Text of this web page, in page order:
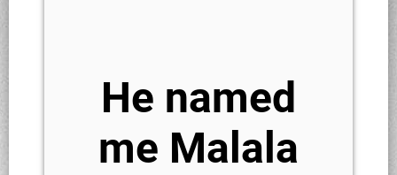
He named
me Malala